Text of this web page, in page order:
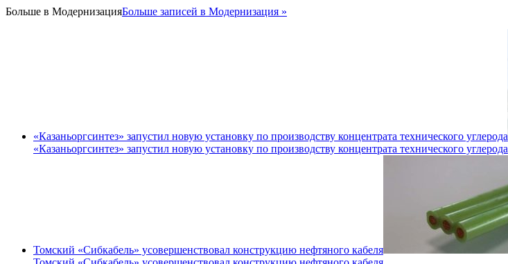
Больше в МодернизацияБольше записей в Модернизация »
«Казаньоргсинтез» запустил новую установку по производству концентрата технического углерода
«Казаньоргсинтез» запустил новую установку по производству концентрата технического углерода
Томский «Сибкабель» усовершенствовал конструкцию нефтяного кабеля